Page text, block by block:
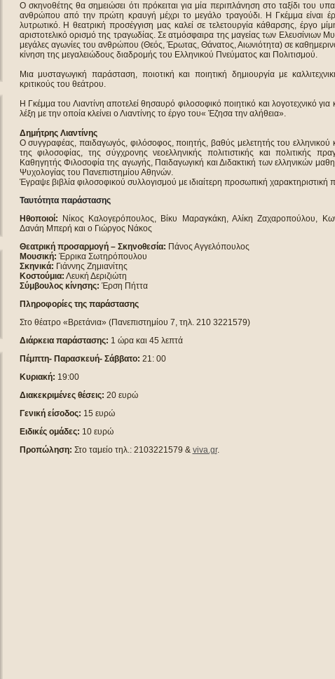
Ο σκηνοθέτης θα σημειώσει ότι πρόκειται για μία περιπλάνηση στο ταξίδι του
ανθρώπου από την πρώτη κραυγή μέχρι το μεγάλο τραγούδι. Η Γκέμμα είναι
λυτρωτικό. Η θεατρική προσέγγιση μας καλεί σε τελετουργία κάθαρσης, έργο
αριστοτελικό ορισμό της τραγωδίας. Σε ατμόσφαιρα της μαγείας των Ελευσίνιων
μεγάλες αγωνίες του ανθρώπου (Θεός, Έρωτας, Θάνατος, Αιωνιότητα) σε
κίνηση της μεγαλειώδους διαδρομής του Ελληνικού Πνεύματος και Πολιτισμού.
Μια μυσταγωγική παράσταση, ποιοτική και ποιητική δημιουργία με
κριτικούς του θεάτρου.
Η Γκέμμα του Λιαντίνη αποτελεί θησαυρό φιλοσοφικό ποιητικό και λογοτεχνικό
λέξη με την οποία κλείνει ο Λιαντίνης το έργο του« Έζησα την αλήθεια».
Δημήτρης Λιαντίνης
Ο συγγραφέας, παιδαγωγός, φιλόσοφος, ποιητής, βαθύς μελετητής του ελληνικού
της φιλοσοφίας, της σύγχρονης νεοελληνικής πολιτιστικής και πολιτικής
Καθηγητής Φιλοσοφία της αγωγής, Παιδαγωγική και Διδακτική των ελληνικών
Ψυχολογίας του Πανεπιστημίου Αθηνών.
Έγραψε βιβλία φιλοσοφικού συλλογισμού με ιδιαίτερη προσωπική
Ταυτότητα παράστασης
Ηθοποιοί: Νίκος Καλογερόπουλος, Βίκυ Μαραγκάκη, Αλίκη Ζαχαροπούλου,
Δανάη Μπερή και ο Γιώργος Νάκος
Θεατρική προσαρμογή – Σκηνοθεσία: Πάνος Αγγελόπουλος
Μουσική: Έρρικα Σωτηρόπουλου
Σκηνικά: Γιάννης Ζημιανίτης
Κοστούμια: Λευκή Δεριζιώτη
Σύμβουλος κίνησης: Έρση Πήττα
Πληροφορίες της παράστασης
Στο θέατρο «Βρετάνια» (Πανεπιστημίου 7, τηλ. 210 3221579)
Διάρκεια παράστασης: 1 ώρα και 45 λεπτά
Πέμπτη- Παρασκευή- Σάββατο: 21: 00
Κυριακή: 19:00
Διακεκριμένες θέσεις: 20 ευρώ
Γενική είσοδος: 15 ευρώ
Ειδικές ομάδες: 10 ευρώ
Προπώληση: Στο ταμείο τηλ.: 2103221579 & viva.gr.